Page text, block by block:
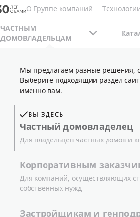
О Группе компаний
ЧАСТНЫМ
ДОМОВЛАДЕЛЬЦАМ
Мы предлагаем разные решения,
Выберите подходящий раздел
именно вам.
ВЫ ЗДЕСЬ
Частный домовладелец
Для владельцев частных домов и
Корпоративным
Для компаний, осуществляющих
собственных нужд
Застройщикам и
ЧАСТНЫМ ДОМОВЛАДЕЛЬЦАМ
НОВЫЕ
НОВЫЙ